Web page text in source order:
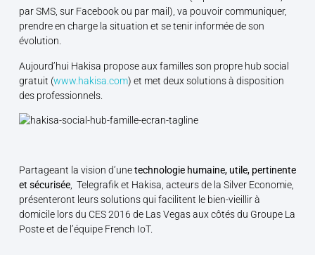
par SMS, sur Facebook ou par mail), va pouvoir communiquer,
prendre en charge la situation et se tenir informée de son
évolution.
Aujourd’hui Hakisa propose aux familles son propre hub social
gratuit (www.hakisa.com) et met deux solutions à disposition
des professionnels.
Partageant la vision d’unetechnologie humaine, utile, pertinente
et sécurisée, Telegrafik et Hakisa, acteurs de la Silver Economie,
présenteront leurs solutions qui facilitent le bien-vieillir à
domicile lors du CES 2016 de Las Vegas aux côtés du Groupe La
Poste et de l’équipe French IoT.